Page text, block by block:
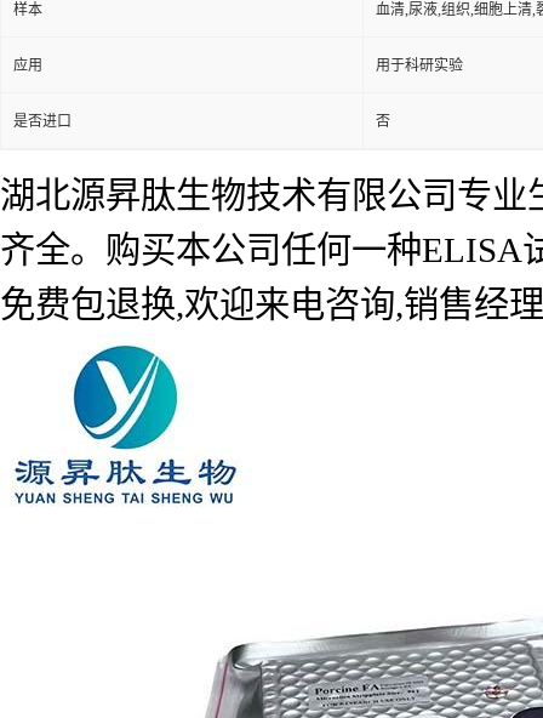
样本 血清,尿液,组织,细胞上清,
应用 用于科研实验
是否进口 否
湖北源昇肽生物技术有限公司专
齐全。购买本公司任何一种ELISA
免费包退换,欢迎来电咨询,销售经